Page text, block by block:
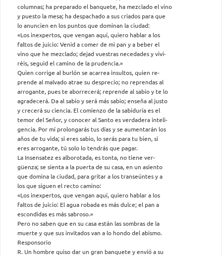
columnas; ha preparado el banquete, ha mezclado el vino
y puesto la mesa; ha despachado a sus criados para que
lo anuncien en los puntos que dominan la ciudad:
«Los inexpertos, que vengan aquí, quiero hablar a los
faltos de juicio: Venid a comer de mi pan y a beber el
vino que he mezclado; dejad vuestras necedades y vivi-
réis, seguid el camino de la prudencia.»
Quien corrige al burlón se acarrea insultos, quien re-
prende al malvado atrae su desprecio; no reprendas al
arrogante, pues te aborrecerá; reprende al sabio y te lo
agradecerá. Da al sabio y será más sabio; enseña al justo
y crecerá su ciencia. El comienzo de la sabiduría es el
temor del Señor, y conocer al Santo es verdadera inteli-
gencia. Por mí prolongarás tus días y se aumentarán los
años de tu vida; si eres sabio, lo serás para tu bien, si
eres arrogante, tú solo lo tendrás que pagar.
La Insensatez es alborotada, es tonta, no tiene ver-
güenza; se sienta a la puerta de su casa, en un asiento
que domina la ciudad, para gritar a los transeúntes y a
los que siguen el recto camino:
«Los inexpertos, que vengan aquí, quiero hablar a los
faltos de juicio: El agua robada es más dulce; el pan a
escondidas es más sabroso.»
Pero no saben que en su casa están las sombras de la
muerte y que sus invitados van a lo hondo del abismo.
Responsorio
R. Un hombre quiso dar un gran banquete y envió a su